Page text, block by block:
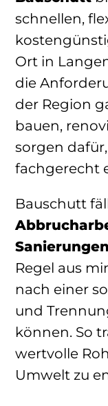
schnellen,
Ort in
die
der Region
bauen,
sorgen
fachgerecht
Bauschutt
Sanierungen
Regel aus
nach einer
und
können. So
wertvolle
Umwelt zu